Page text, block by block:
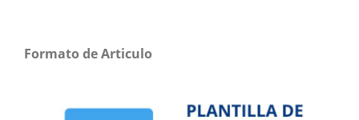
Formato de Articulo